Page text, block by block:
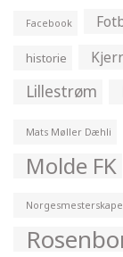
Facebook
historie
Lillestrøm
Mats Møller Dæhli
Molde FK